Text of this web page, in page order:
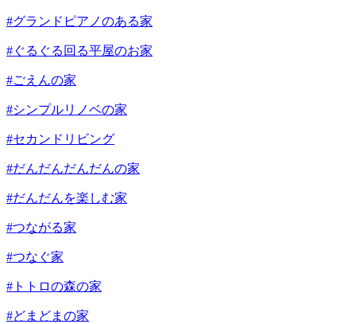
#グランドピアノのある家
#ぐるぐる回る平屋のお家
#ごえんの家
#シンプルリノベの家
#セカンドリビング
#だんだんだんだんの家
#だんだんを楽しむ家
#つながる家
#つなぐ家
#トトロの森の家
#どまどまの家